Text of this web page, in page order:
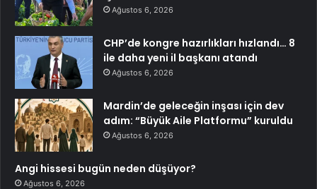
Ağustos 6, 2026
CHP’de kongre hazırlıkları hızlandı… 8
ile daha yeni il başkanı atandı
Ağustos 6, 2026
Mardin’de geleceğin inşası için dev
adım: “Büyük Aile Platformu” kuruldu
Ağustos 6, 2026
Angi hissesi bugün neden düşüyor?
Ağustos 6, 2026